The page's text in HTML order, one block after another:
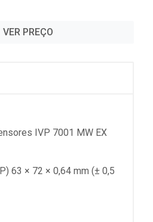
VER PREÇO
IVP 7001 MW EX
63 × 72 × 0,64 mm (± 0,5